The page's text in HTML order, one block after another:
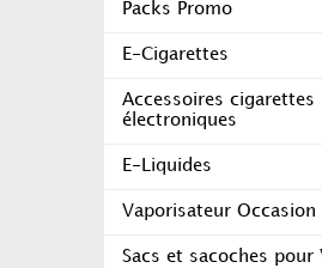
Packs Promo
E-Cigarettes
Accessoires cigarettes
électroniques
E-Liquides
Vaporisateur Occasion
Sacs et sacoches pour